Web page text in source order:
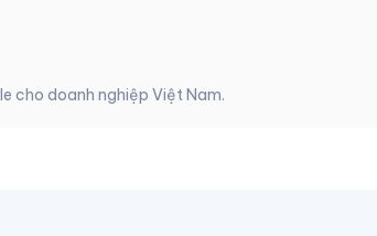
cho doanh nghiệp Việt Nam.